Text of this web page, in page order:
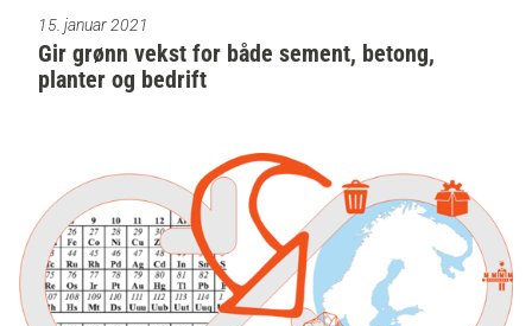
15. januar 2021
Gir grønn vekst for både sement, betong,
planter og bedrift